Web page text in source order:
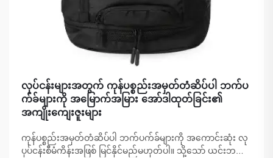
လုပ်ငန်းများအတွက် ကုန်ပစ္စည်းအမှတ်တံဆိပ်ပါ ဘက်ပ
က်ခ်များကို အမြောက်အမြား အော်ဒါထုတ်ခြင်း၏
အကျိုးကျေးဇူးများ
ကုန်ပစ္စည်းအမှတ်တံဆိပ်ပါ ဘက်ပက်ခ်များကို အကောင်းဆုံး လု
ပုပ်ငန်းစီမံကိန်းအဖြစ် မြင်နိုင်မည်မဟုတ်ပါ။ သို့သော် ယင်းဘက်ပ